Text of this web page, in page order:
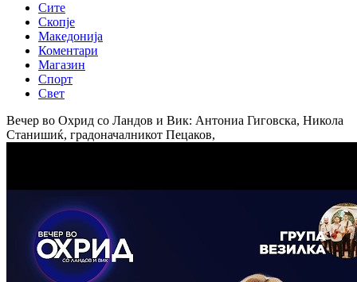
Сите
Скопје
Македонија
Коментари
Магазин
Спорт
Свет
Вечер во Охрид со Ландов и Вик: Антониа Гиговска, Никола
Станишиќ, градоначалникот Пецаков,